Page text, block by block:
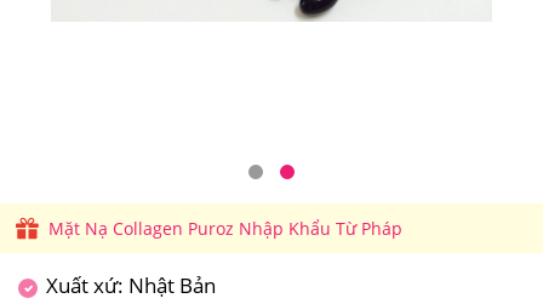
Mặt Nạ Collagen Puroz Nhập Khẩu Từ Pháp
Xuất xứ: Nhật Bản